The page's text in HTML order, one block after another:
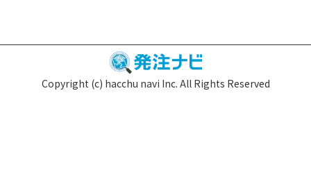
Copyright (c) hacchu navi Inc. All Rights Reserved